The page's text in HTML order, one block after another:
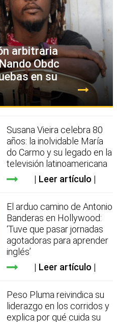
arbitraria
Obdc
en su
Susana Vieira celebra 80
años: la inolvidable María
do Carmo y su legado en la
televisión latinoamericana
Leer artículo
El arduo camino de Antonio
Banderas en Hollywood:
‘Tuve que pasar jornadas
agotadoras para aprender
inglés’
Leer artículo
Peso Pluma reivindica su
liderazgo en los corridos y
explica por qué cuida su